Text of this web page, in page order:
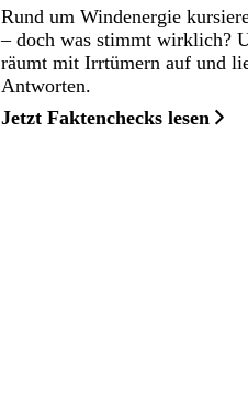
Rund um Windenergie
– doch was stimmt wirklich?
räumt mit Irrtümern auf und
Antworten.
Jetzt Faktenchecks lesen